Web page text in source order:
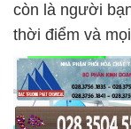
còn là người
thời điểm và